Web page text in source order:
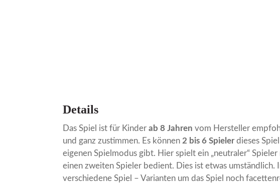
Details
Das Spiel ist für Kinderab 8 Jahren vom Hersteller
und ganz zustimmen. Es können 2 bis 6 Spielerdieses
eigenen Spielmodus gibt. Hier spielt ein „neutraler“
einen zweiten Spieler bedient. Dies ist etwas umständlich.
verschiedene Spiel – Varianten um das Spiel noch